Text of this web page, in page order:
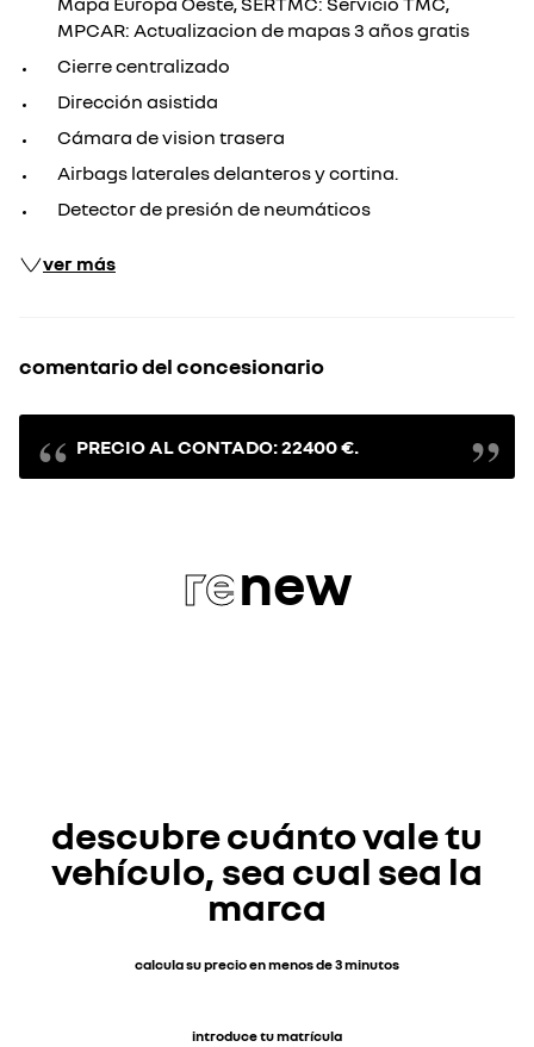
MPCAR: Actualizacion de mapas 3 años gratis
Cierre centralizado
Dirección asistida
Cámara de vision trasera
Airbags laterales delanteros y cortina.
Detector de presión de neumáticos
ver más
comentario del concesionario
PRECIO AL CONTADO: 22400 €.
renew
descubre cuánto vale tu
vehículo, sea cual sea la
marca
calcula su precio en menos de 3 minutos
introduce tu matrícula